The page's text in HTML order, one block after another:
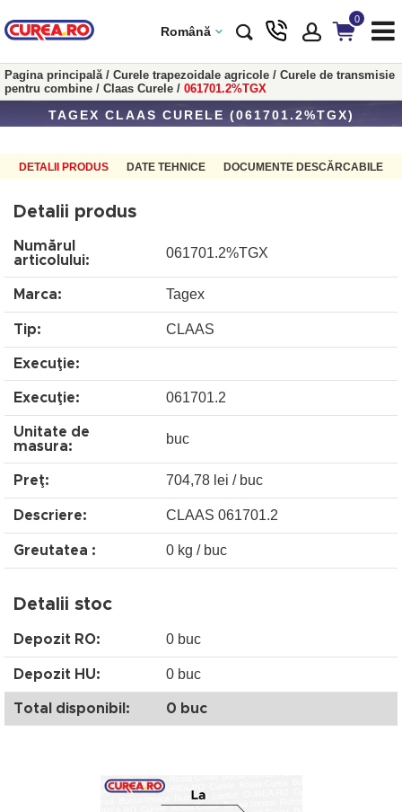
Română
0
Pagina principală/ Curele trapezoidale agricole / Curele de transmisie
pentru combine / Claas Curele / 061701.2%TGX
TAGEX CLAAS CURELE (061701.2%TGX)
DETALII PRODUS DATE TEHNICE DOCUMENTE DESCĂRCABILE
Detalii produs
Numărul
articolului:
061701.2%TGX
Marca: Tagex
Tip: CLAAS
Execuţie:
Execuţie: 061701.2
Unitate de
masura:
buc
Preţ: 704,78 lei / buc
Descriere: CLAAS 061701.2
Greutatea : 0 kg / buc
Detalii stoc
Depozit RO: 0 buc
Depozit HU: 0 buc
Total disponibil: 0 buc